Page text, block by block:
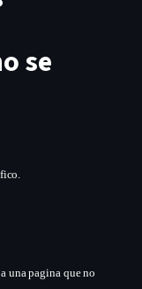
se
una pagina que no